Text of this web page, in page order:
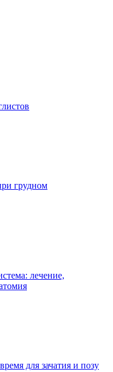
грудном
лечение,
для зачатия и позу